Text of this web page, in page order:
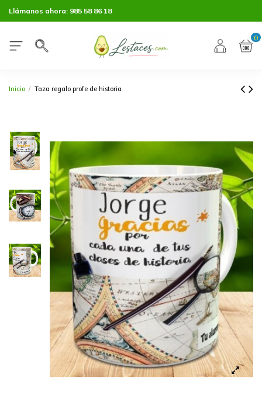
Llámanos ahora: 985 58 86 18
0
Inicio Taza regalo profe de historia